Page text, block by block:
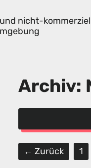
nicht-
Archiv:
← Zurück 1